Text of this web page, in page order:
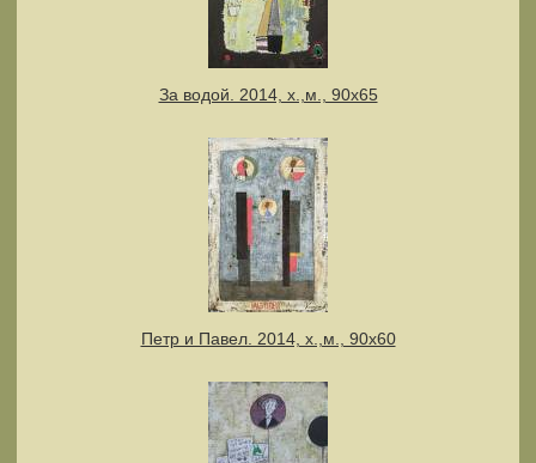
За водой. 2014, х.,м., 90х65
Петр и Павел. 2014, х.,м., 90х60